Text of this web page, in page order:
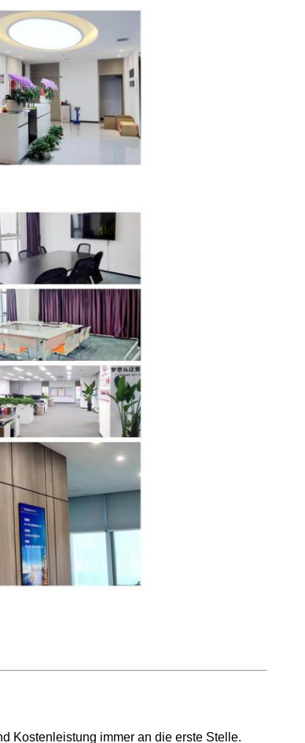
Kostenleistung immer an die erste Stelle.